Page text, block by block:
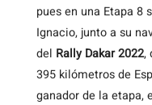
pues en una Etapa 8
Ignacio, junto a su
del Rally Dakar 2022,
395 kilómetros de
ganador de la etapa,